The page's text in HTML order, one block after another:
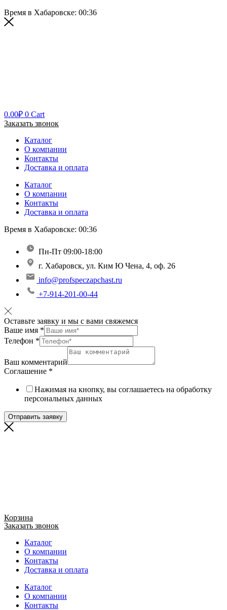
Время в Хабаровске: 00:36
0.00₽ 0 Cart
Заказать звонок
Каталог
О компании
Контакты
Доставка и оплата
Каталог
О компании
Контакты
Доставка и оплата
Время в Хабаровске: 00:36
Пн-Пт 09:00-18:00
г. Хабаровск, ул. Ким Ю Чена, 4, оф. 26
info@profspeczapchast.ru
+7-914-201-00-44
Оставьте заявку и мы с вами свяжемся
Ваше имя *
Телефон *
Ваш комментарий
Соглашение *
Нажимая на кнопку, вы соглашаетесь на обработку
персональных данных
Отправить заявку
Корзина
Заказать звонок
Каталог
О компании
Контакты
Доставка и оплата
Каталог
О компании
Контакты